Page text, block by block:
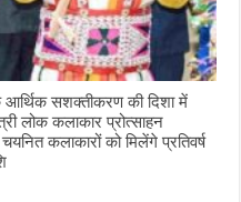
सशक्तीकरण की दिशा में
लोक कलाकार प्रोत्साहन
कलाकारों को मिलेंगे प्रतिवर्ष